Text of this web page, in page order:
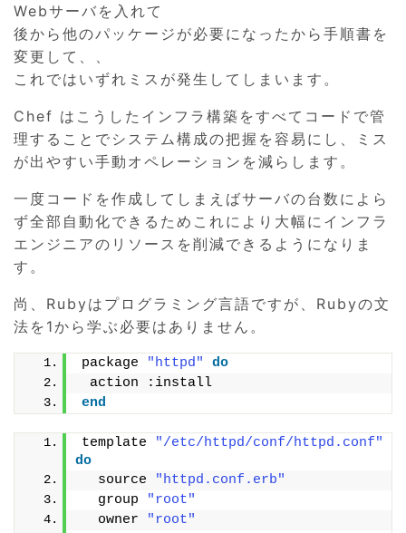
Webサーバを入れて
後から他のパッケージが必要になったから手順書を
変更して、、
これではいずれミスが発生してしまいます。
Chef はこうしたインフラ構築をすべてコードで管
理することでシステム構成の把握を容易にし、ミス
が出やすい手動オペレーションを減らします。
一度コードを作成してしまえばサーバの台数によら
ず全部自動化できるためこれにより大幅にインフラ
エンジニアのリソースを削減できるようになりま
す。
尚、Rubyはプログラミング言語ですが、Rubyの文
法を1から学ぶ必要はありません。
package "httpd"
do
action :install
end
template
"/etc/httpd/conf/httpd.conf"
do
  source
"httpd.conf.erb"
  group
"root"
  owner
"root"